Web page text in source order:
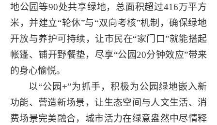
地公园等90处共享绿地，总面积超过416万平方
米，并建立“轮休”与“双向考核”机制，确保绿地
开放与养护可持续，让市民在“家门口”就能搭起
帐篷、铺开野餐垫，尽享“公园20分钟效应”带来
的身心愉悦。
以“公园+”为抓手，积极为公园绿地嵌入新
功能、营造新场景，让生态空间与人文生活、消
费场景完美融合，城市活力在绿意盎然中尽情释